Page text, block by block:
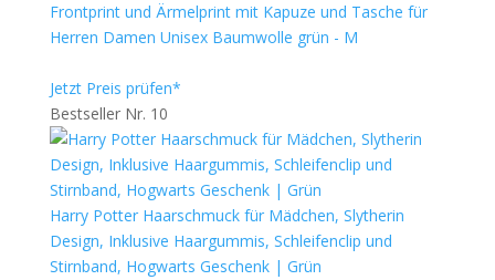
Frontprint und Ärmelprint mit Kapuze und Tasche für
Herren Damen Unisex Baumwolle grün - M
Jetzt Preis prüfen*
Bestseller Nr. 10
Harry Potter Haarschmuck für Mädchen, Slytherin
Design, Inklusive Haargummis, Schleifenclip und
Stirnband, Hogwarts Geschenk | Grün